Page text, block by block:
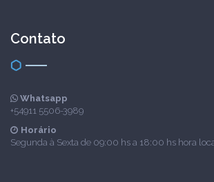
Contato
Whatsapp
+54911 5506-3989
Horário
Segunda à Sexta de 09:00 hs a 18:00 hs hora